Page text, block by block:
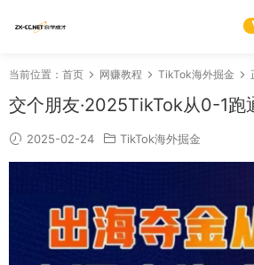
当前位置： 首页 网赚教程 TikTok海外掘金
交个朋友·2025TikTok从0-1跑
2025-02-24 TikTok海外掘金